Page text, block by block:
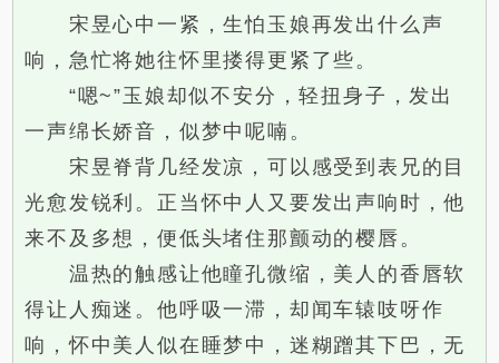
宋昱心中一紧，生怕玉娘再发出什么声
响，急忙将她往怀里搂得更紧了些。
“嗯~”玉娘却似不安分，轻扭身子，发出
一声绵长娇音，似梦中呢喃。
宋昱脊背几经发凉，可以感受到表兄的目
光愈发锐利。正当怀中人又要发出声响时，他
来不及多想，便低头堵住那颤动的樱唇。
温热的触感让他瞳孔微缩，美人的香唇软
得让人痴迷。他呼吸一滞，却闻车辕吱呀作
响，怀中美人似在睡梦中，迷糊蹭其下巴，无